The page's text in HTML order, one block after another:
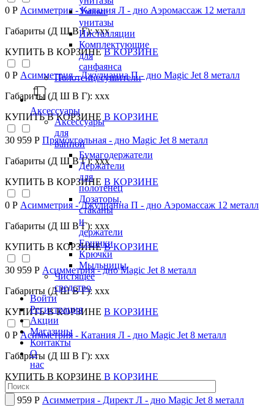
Умные
унитазы
Инсталляции
Комплектующие
для
санфаянса
Полотенцесушители
Аксессуары
Аксессуары
для
ванной
Бумагодержатели
Держатели
для
полотенец
Дозаторы,
стаканы
и
держатели
Ершики
Крючки
Мыльницы
Чистящее
средство
Войти
Регистрация
Акции
Магазины
Контакты
О
нас
0 Р Асимметрия - Катания Л - дно Аэромассаж 12 металл
Габариты (Д Ш В Г): xxx
КУПИТЬ В КОРЗИНЕ В КОРЗИНЕ
0 Р Асимметрия - Джулианна П - дно Magic Jet 8 металл
Габариты (Д Ш В Г): xxx
КУПИТЬ В КОРЗИНЕ В КОРЗИНЕ
30 959 Р Прямоугольная - дно Magic Jet 8 металл
Габариты (Д Ш В Г): xxx
КУПИТЬ В КОРЗИНЕ В КОРЗИНЕ
0 Р Асимметрия - Джулианна П - дно Аэромассаж 12 металл
Габариты (Д Ш В Г): xxx
КУПИТЬ В КОРЗИНЕ В КОРЗИНЕ
30 959 Р Асимметрия - дно Magic Jet 8 металл
Габариты (Д Ш В Г): xxx
КУПИТЬ В КОРЗИНЕ В КОРЗИНЕ
0 Р Асимметрия - Катания Л - дно Magic Jet 8 металл
Габариты (Д Ш В Г): xxx
КУПИТЬ В КОРЗИНЕ В КОРЗИНЕ
30 959 Р Асимметрия - Директ Л - дно Magic Jet 8 металл